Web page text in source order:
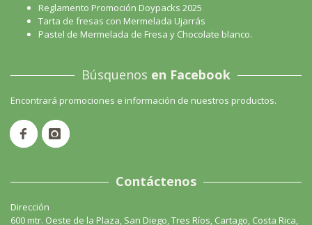
Reglamento Promoción Doypacks 2025
Tarta de fresas con Mermelada Ujarrás
Pastel de Mermelada de Fresa y Chocolate blanco.
Búsquenos en Facebook
Encontrará promociones e información de nuestros productos.
Contáctenos
Dirección
600 mtr. Oeste de la Plaza, San Diego, Tres Ríos, Cartago, Costa Rica,